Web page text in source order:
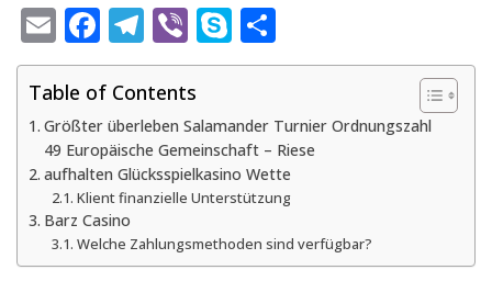
E
m
ai
l
F
ac
e
b
o
o
k
T
el
e
gr
a
m
Vi
b
er
S
k
p
e
h
e
Table of Contents
Größter überleben Salamander Turnier Ordnungszahl
49 Europäische Gemeinschaft – Riese
aufhalten Glücksspielkasino Wette
Klient finanzielle Unterstützung
Barz Casino
Welche Zahlungsmethoden sind verfügbar?